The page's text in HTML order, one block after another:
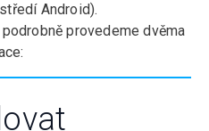
Android).
provedeme dvěma